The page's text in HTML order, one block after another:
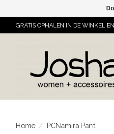
GRATIS OPHALEN IN DE WINKEL
Home / PCNamira Pant